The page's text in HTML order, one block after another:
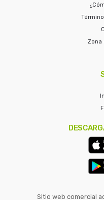
Zona
Sitio web comercial